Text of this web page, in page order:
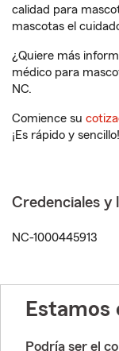
calidad para
mascotas el
¿Quiere más
médico para
NC.
Comience su
¡Es rápido y sencillo!
Credenciales y
NC-1000445913
Podría ser el